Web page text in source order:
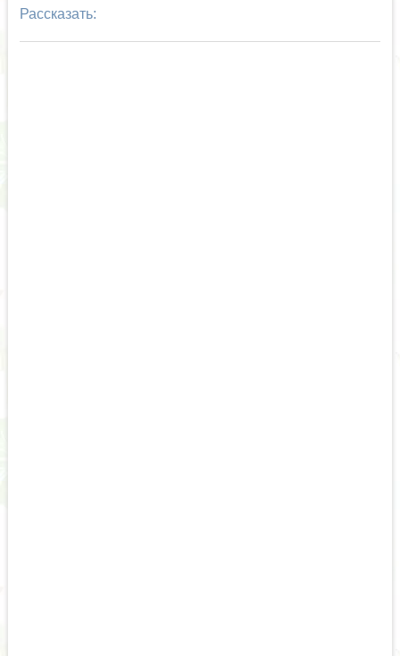
Рассказать: